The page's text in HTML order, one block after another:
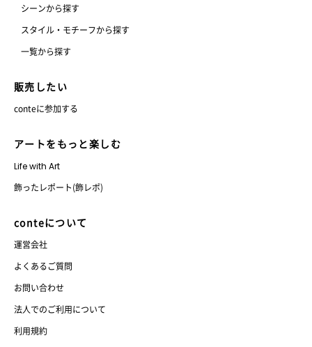
シーンから探す
スタイル・モチーフから探す
一覧から探す
販売したい
conteに参加する
アートをもっと楽しむ
Life with Art
飾ったレポート(飾レポ)
conteについて
運営会社
よくあるご質問
お問い合わせ
法人でのご利用について
利用規約